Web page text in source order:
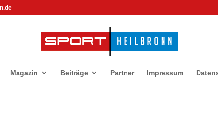
Magazin Beiträge Partner Impressum